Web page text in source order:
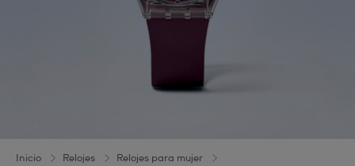
Inicio Relojes
Relojes para mujer